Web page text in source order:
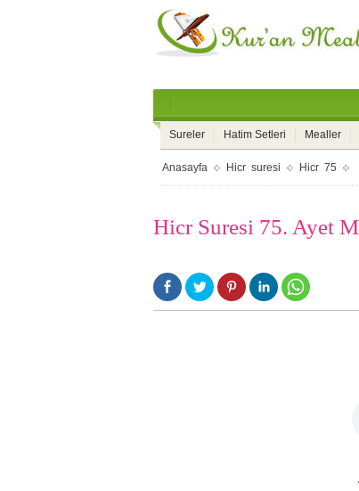
Sureler Hatim Setleri Mealler
Anasayfa Hicr suresi Hicr 75
Hicr Suresi 75. Ayet